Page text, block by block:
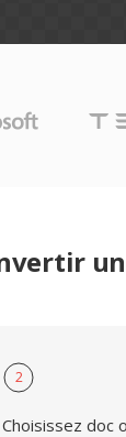
2
Choisissez doc